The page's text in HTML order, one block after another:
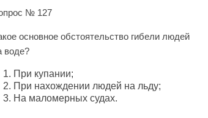
№ 127
основное обстоятельство гибели людей
воде?
При купании;
При нахождении людей на льду;
На маломерных судах.